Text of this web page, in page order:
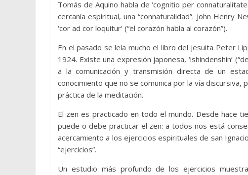
Tomás de Aquino habla de ‘cognitio per
cercanía espiritual, una “connaturalidad”. John Henry
‘cor ad cor loquitur’ (“el corazón habla al corazón”).
En el pasado se leía mucho el libro del jesuita Peter
1924. Existe una expresión japonesa, ‘ishindenshin’
a la comunicación y transmisión directa de un
conocimiento que no se comunica por la vía
práctica de la meditación.
El zen es practicado en todo el mundo. Desde hace
puede o debe practicar el zen: a todos nos está
acercamiento a los ejercicios espirituales de san
“ejercicios”.
Un estudio más profundo de los ejercicios